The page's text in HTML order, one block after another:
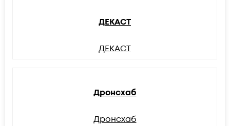
ДЕКАСТ
ДЕКАСТ
Дронсхаб
Дронсхаб